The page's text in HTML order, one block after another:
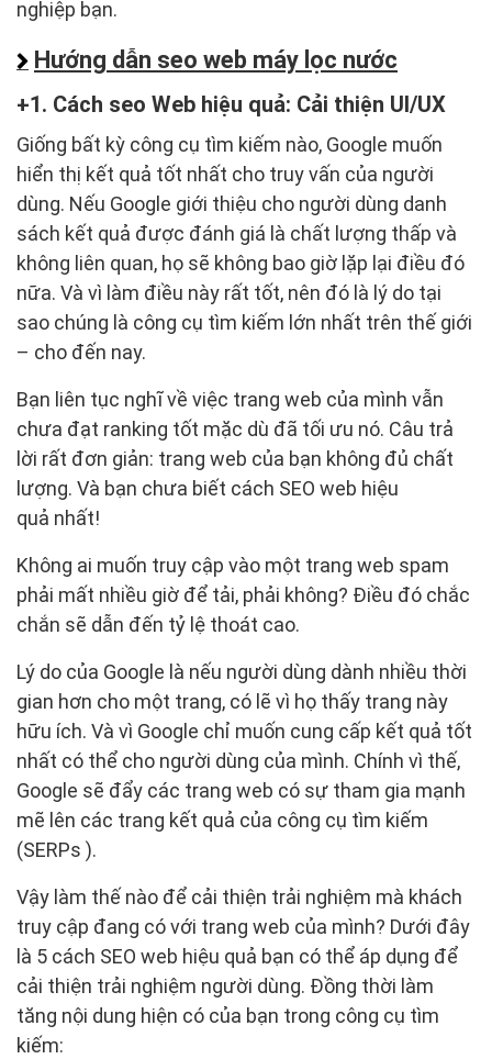
nghiệp bạn.
Hướng dẫn seo web máy lọc nước
1. Cách seo Web hiệu quả: Cải thiện UI/UX
Giống bất kỳ công cụ tìm kiếm nào, Google muốn
hiển thị kết quả tốt nhất cho truy vấn của người
dùng. Nếu Google giới thiệu cho người dùng danh
sách kết quả được đánh giá là chất lượng thấp và
không liên quan, họ sẽ không bao giờ lặp lại điều đó
nữa. Và vì làm điều này rất tốt, nên đó là lý do tại
sao chúng là công cụ tìm kiếm lớn nhất trên thế giới
– cho đến nay.
Bạn liên tục nghĩ về việc trang web của mình vẫn
chưa đạt ranking tốt mặc dù đã tối ưu nó. Câu trả
lời rất đơn giản: trang web của bạn không đủ chất
lượng. Và bạn chưa biết cách SEO web hiệu
quả nhất!
Không ai muốn truy cập vào một trang web spam
phải mất nhiều giờ để tải, phải không? Điều đó chắc
chắn sẽ dẫn đến tỷ lệ thoát cao.
Lý do của Google là nếu người dùng dành nhiều thời
gian hơn cho một trang, có lẽ vì họ thấy trang này
hữu ích. Và vì Google chỉ muốn cung cấp kết quả tốt
nhất có thể cho người dùng của mình. Chính vì thế,
Google sẽ đẩy các trang web có sự tham gia mạnh
mẽ lên các trang kết quả của công cụ tìm kiếm
(SERPs ).
Vậy làm thế nào để cải thiện trải nghiệm mà khách
truy cập đang có với trang web của mình? Dưới đây
là 5 cách SEO web hiệu quả bạn có thể áp dụng để
cải thiện trải nghiệm người dùng. Đồng thời làm
tăng nội dung hiện có của bạn trong công cụ tìm
kiếm: